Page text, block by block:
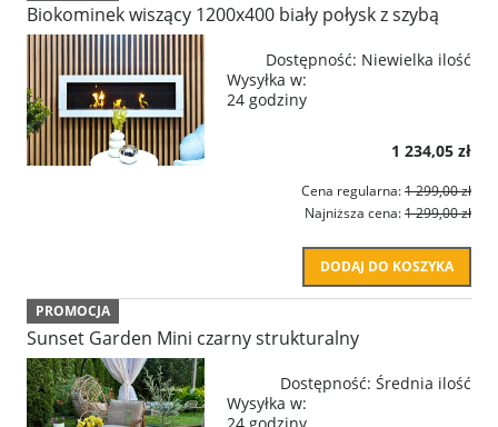
Biokominek wiszący 1200x400 biały połysk z szybą
Dostępność: Niewielka ilość
Wysyłka w:
24 godziny
1 234,05 zł
Cena regularna:1 299,00 zł
Najniższa cena:1 299,00 zł
DODAJ DO KOSZYKA
Sunset Garden Mini czarny strukturalny
Dostępność: Średnia ilość
Wysyłka w:
PROMOCJA